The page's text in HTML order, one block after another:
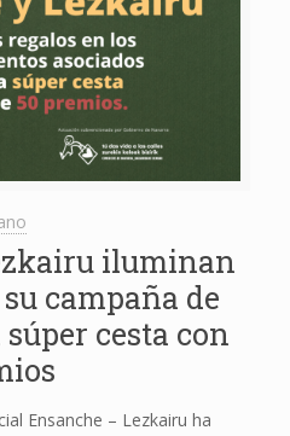
iluminan
campaña de
cesta con
Ensanche – Lezkairu ha